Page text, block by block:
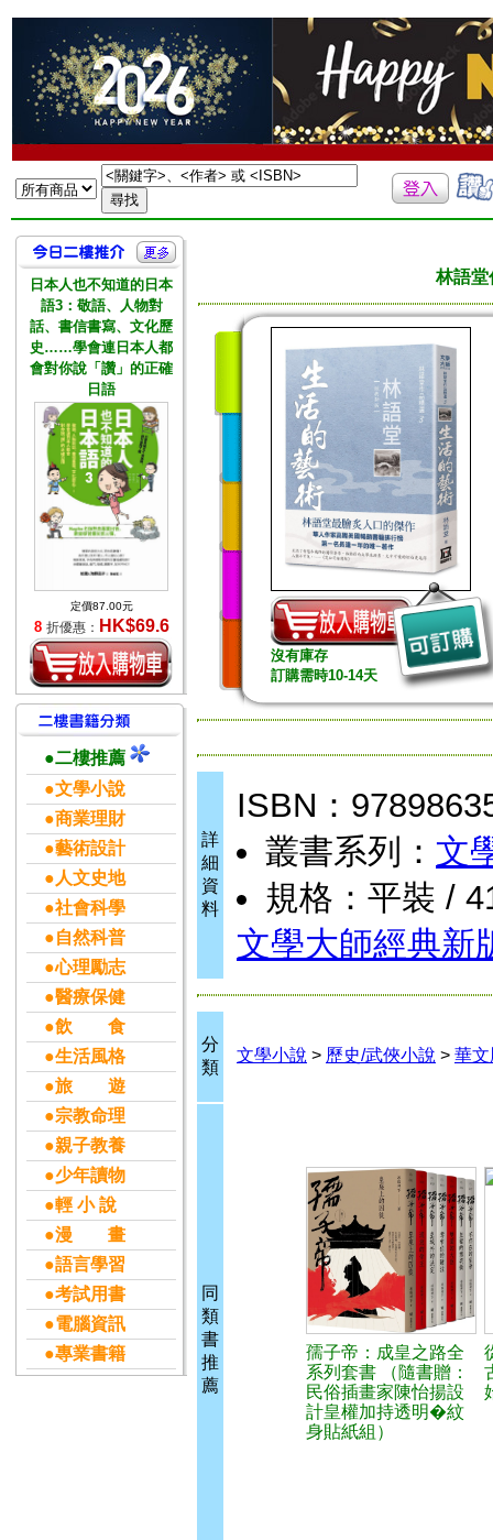
日本人也不知道的日本
語3：敬語、人物對
話、書信書寫、文化歷
史……學會連日本人都
會對你說「讚」的正確
日語
定價87.00元
8 折優惠： HK$69.6
●二樓推薦
●文學小說
●商業理財
●藝術設計
●人文史地
●社會科學
●自然科普
●心理勵志
●醫療保健
●飲 食
●生活風格
●旅 遊
●宗教命理
●親子教養
●少年讀物
●輕 小 說
●漫 畫
●語言學習
●考試用書
●電腦資訊
●專業書籍
林語堂
沒有庫存
訂購需時10-14天
詳
細
資
料
ISBN：
叢書系列： 文
規格：平裝 /
文學大師經典新
分
類
文學小說 > 歷史/武俠小說 > 華
同
類
書
推
薦
孺子帝：成皇之路全
系列套書 （隨書贈：
民俗插畫家陳怡揚設
計皇權加持透明�紋
身貼紙組）